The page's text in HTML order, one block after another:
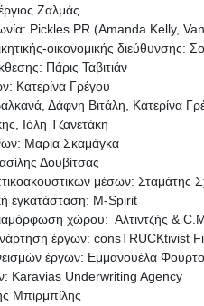
Ζαλμάς
Pickles PR (Amanda Kelly,
οικονομικής διεύθυνσης:
Πάρις Ταβιτιάν
Κατερίνα Γρέγου
Δάφνη Βιτάλη, Κατερίνα
Ιόλη Τζανετάκη
Μαρία Σκαμάγκα
Δουβίτσας
μέσων: Σταμάτης
εγκατάσταση: M-Spirit
χώρου: Αλτιντζής &
έργων: consTRUCKtivist
έργων: Εμμανουέλα
Karavias Underwriting Agency
Μπιρμπίλης